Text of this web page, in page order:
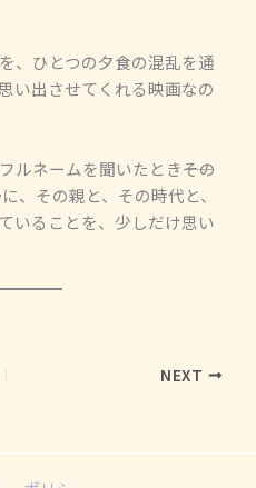
、ひとつの夕食の混乱を通
い出させてくれる映画なの
ネームを聞いたとき――その
、その親と、その時代と、
いることを、少しだけ思い
NEXT